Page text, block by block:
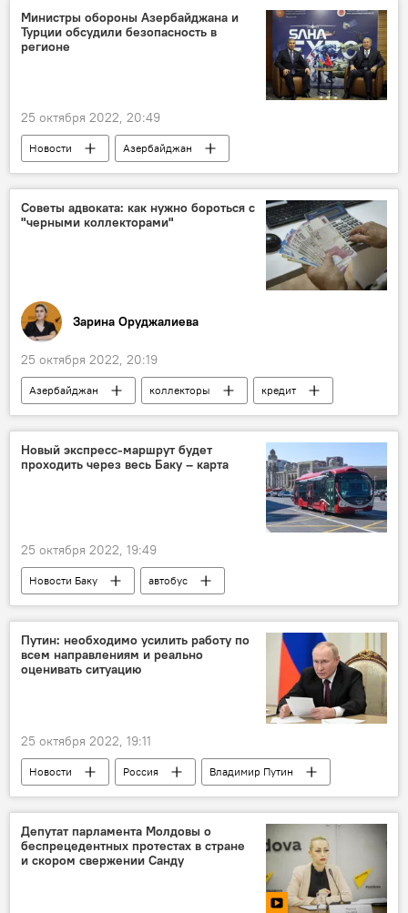
Тахир Керимли
соцпомощь
Общество
Министры обороны Азербайджана и
Турции обсудили безопасность в
регионе
25 октября 2022, 20:49
Новости
Азербайджан
Минобороны АР
Закир Гасанов
Турция
Хулуси Акар
Советы адвоката: как нужно бороться с
"черными коллекторами"
Зарина Оруджалиева
25 октября 2022, 20:19
Азербайджан коллекторы
кредит
Россия
Акрам Гасанов
Новый экспресс-маршрут будет
проходить через весь Баку – карта
25 октября 2022, 19:49
Новости Баку
автобус
ООО BakuBus
маршрут
Путин: необходимо усилить работу по
всем направлениям и реально
оценивать ситуацию
25 октября 2022, 19:11
Новости Россия
Владимир Путин
координационный совет при кабмине РФ
Спецоперация
Депутат парламента Молдовы о
беспрецедентных протестах в стране
и скором свержении Санду